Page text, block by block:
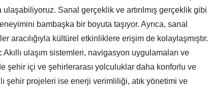
Sanal gerçeklik ve artırılmış gerçeklik gibi
bambaşka bir boyuta taşıyor. Ayrıca, sanal
aracılığıyla kültürel etkinliklere erişim de kolaylaşmıştır.
Akıllı ulaşım sistemleri, navigasyon uygulamaları ve
şehir içi ve şehirlerarası yolculuklar daha konforlu ve
şehir projeleri ise enerji verimliliği, atık yönetimi ve